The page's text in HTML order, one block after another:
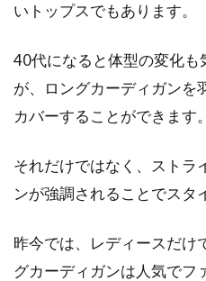
オーバー
デ！冬の
目次 1 デニ
せた冬コー
おしゃ
いトップスでもあります。
40代になると体型の変化も
が、ロングカーディガンを
カバーすることができます。
それだけではなく、ストラ
ンが強調されることでスタ
昨今では、レディースだけ
グカーディガンは人気でフ